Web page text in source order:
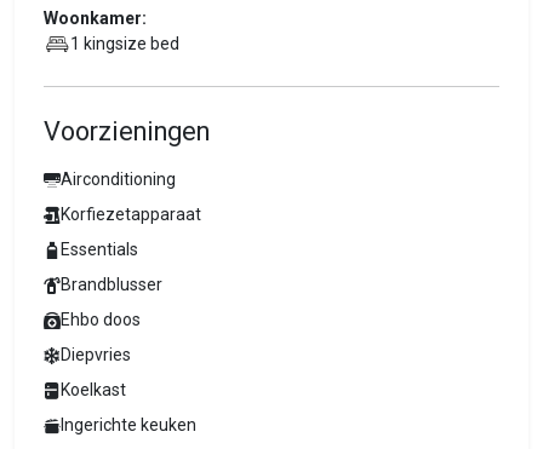
Woonkamer:
1 kingsize bed
Voorzieningen
Airconditioning
Korfiezetapparaat
Essentials
Brandblusser
Ehbo doos
Diepvries
Koelkast
Ingerichte keuken